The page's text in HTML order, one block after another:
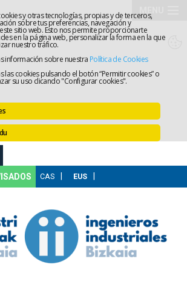
y otras tecnologías, propias y de terceros,
sobre tus preferencias, navegación y
sitio web. Esto nos permite proporcionarte
en la página web, personalizar la forma en la que
nuestro tráfico.
información sobre nuestra Política de Cookies
las cookies pulsando el botón “Permitir cookies” o
su uso clicando "Configurar cookies".
Elkargoa
Lanaren
Leihatila